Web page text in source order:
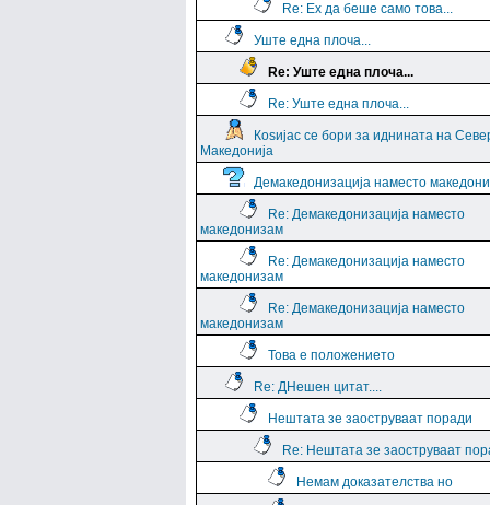
Re: Ех да беше само това...
Уште една плоча...
Re: Уште една плоча...
Re: Уште една плоча...
Коѕијас се бори за иднината на
Македонија
Демакедонизација наместо
Re: Демакедонизација наместо
македонизам
Re: Демакедонизација наместо
македонизам
Re: Демакедонизација наместо
македонизам
Това е положението
Re: ДНешен цитат....
Нештата зе заоструваат поради
Re: Нештата зе заоструваат
Немам доказателства но